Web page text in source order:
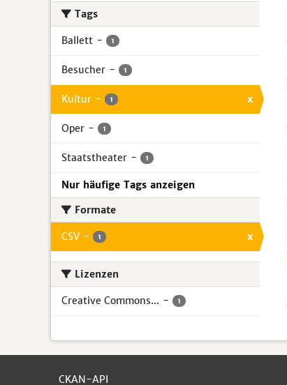
Tags
Ballett - 1
Besucher - 1
Kultur - 1 x
Oper - 1
Staatstheater - 1
Nur häufige Tags anzeigen
Formate
CSV - 1 x
Lizenzen
Creative Commons... - 1
CKAN-API